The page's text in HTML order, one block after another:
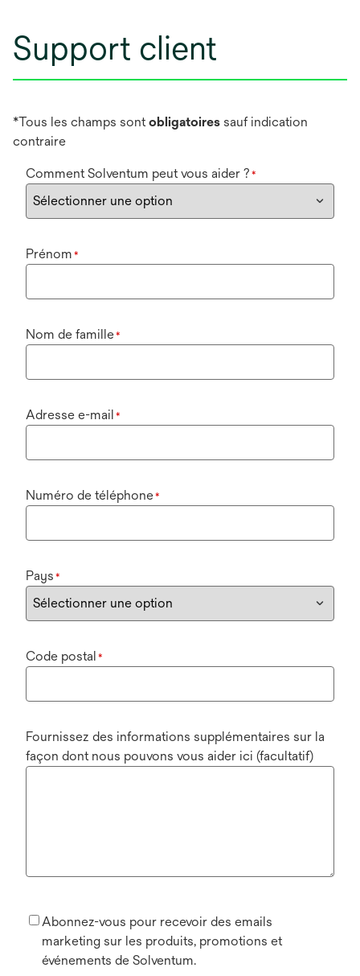
Support client
*Tous les champs sontobligatoires sauf indication
contraire
Comment Solventum peut vous aider ? *
Prénom *
Nom de famille*
Adresse e-mail *
Numéro de téléphone*
Pays *
Code postal *
Fournissez des informations supplémentaires sur la
façon dont nous pouvons vous aider ici (facultatif)
Abonnez-vous pour recevoir des emails
marketing sur les produits, promotions et
événements de Solventum.